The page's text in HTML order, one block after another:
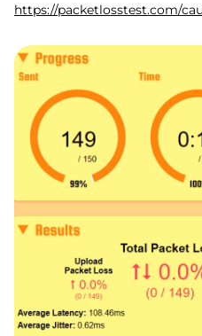
https://packetlosstest.com/